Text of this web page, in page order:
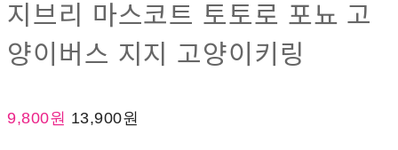
지브리 마스코트 토토로 포뇨 고
양이버스 지지 고양이키링
9,800원 13,900원